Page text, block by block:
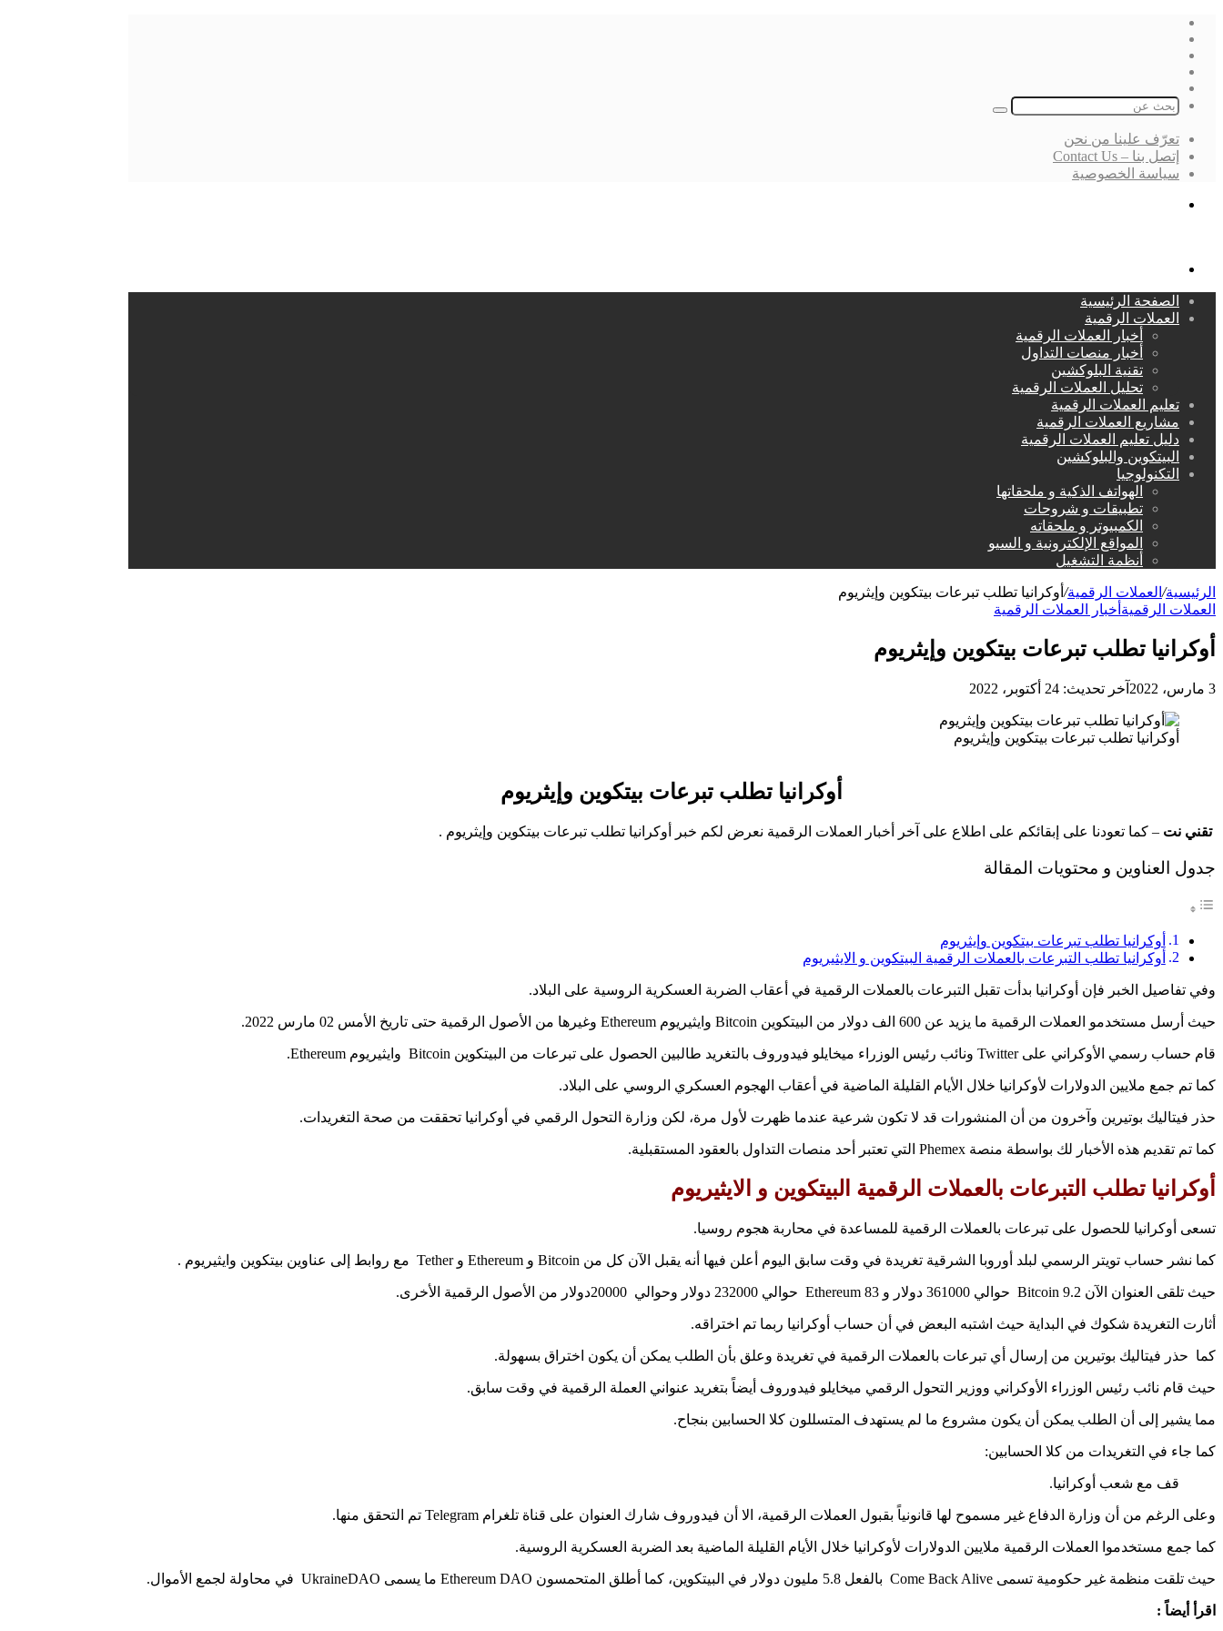
بحث
تعرّف علينا من نحن
إتصل بنا – Contact Us
سياسة الخصوصية
الصفحة الرئيسية
العملات الرقمية
أخبار العملات الرقمية
أخبار منصات التداول
تقنية البلوكشين
تحليل العملات الرقمية
تعليم العملات الرقمية
مشاريع العملات الرقمية
دليل تعليم العملات الرقمية
البيتكوين والبلوكشين
التكنولوجيا
الهواتف الذكية و ملحقاتها
تطبيقات و شروحات
الكمبيوتر و ملحقاته
المواقع الإلكترونية و السيو
أنظمة التشغيل
الرئيسية/ العملات الرقمية/ أوكرانيا تطلب تبرعات بيتكوين وإيثريوم
العملات الرقمية أخبار العملات الرقمية
أوكرانيا تطلب تبرعات بيتكوين وإيثريوم
3 مارس، 2022 آخر تحديث: 24 أكتوبر، 2022
أوكرانيا تطلب تبرعات بيتكوين وإيثريوم
أوكرانيا تطلب تبرعات بيتكوين وإيثريوم
تقني نت – كما تعودنا على إبقائكم على اطلاع على آخر أخبار العملات الرقمية نعرض لكم خبر أوكرانيا تطلب تبرعات بيتكوين وإيثريوم .
جدول العناوين و محتويات المقالة
أوكرانيا تطلب تبرعات بيتكوين وإيثريوم
أوكرانيا تطلب التبرعات بالعملات الرقمية البيتكوين و الايثيريوم
وفي تفاصيل الخبر فإن أوكرانيا بدأت تقبل التبرعات بالعملات الرقمية في أعقاب الضربة العسكرية الروسية على البلاد.
حيث أرسل مستخدمو العملات الرقمية ما يزيد عن 600 الف دولار من البيتكوين Bitcoin وايثيريوم Ethereum وغيرها من الأصول الرقمية حتى تاريخ الأمس 02 مارس 2022.
قام حساب رسمي الأوكراني على Twitter ونائب رئيس الوزراء ميخايلو فيدوروف بالتغريد طالبين الحصول على تبرعات من البيتكوين Bitcoin وايثيريوم Ethereum.
كما تم جمع ملايين الدولارات لأوكرانيا خلال الأيام القليلة الماضية في أعقاب الهجوم العسكري الروسي على البلاد.
حذر فيتاليك بوتيرين وآخرون من أن المنشورات قد لا تكون شرعية عندما ظهرت لأول مرة، لكن وزارة التحول الرقمي في أوكرانيا تحققت من صحة التغريدات.
كما تم تقديم هذه الأخبار لك بواسطة منصة Phemex التي تعتبر أحد منصات التداول بالعقود المستقبلية.
أوكرانيا تطلب التبرعات بالعملات الرقمية البيتكوين و الايثيريوم
تسعى أوكرانيا للحصول على تبرعات بالعملات الرقمية للمساعدة في محاربة هجوم روسيا.
كما نشر حساب تويتر الرسمي لبلد أوروبا الشرقية تغريدة في وقت سابق اليوم أعلن فيها أنه يقبل الآن كل من Bitcoin و Ethereum و Tether مع روابط إلى عناوين بيتكوين وايثيريوم .
حيث تلقى العنوان الآن 9.2 Bitcoin حوالي 361000 دولار و 83 Ethereum حوالي 232000 دولار وحوالي 20000دولار من الأصول الرقمية الأخرى.
أثارت التغريدة شكوك في البداية حيث اشتبه البعض في أن حساب أوكرانيا ربما تم اختراقه.
كما حذر فيتاليك بوتيرين من إرسال أي تبرعات بالعملات الرقمية في تغريدة وعلق بأن الطلب يمكن أن يكون اختراق بسهولة.
حيث قام نائب رئيس الوزراء الأوكراني ووزير التحول الرقمي ميخايلو فيدوروف أيضاً بتغريد عنواني العملة الرقمية في وقت سابق.
مما يشير إلى أن الطلب يمكن أن يكون مشروع ما لم يستهدف المتسللون كلا الحسابين بنجاح.
كما جاء في التغريدات من كلا الحسابين:
قف مع شعب أوكرانيا.
وعلى الرغم من أن وزارة الدفاع غير مسموح لها قانونياً بقبول العملات الرقمية، الا أن فيدوروف شارك العنوان على قناة تلغرام Telegram تم التحقق منها.
كما جمع مستخدموا العملات الرقمية ملايين الدولارات لأوكرانيا خلال الأيام القليلة الماضية بعد الضربة العسكرية الروسية.
حيث تلقت منظمة غير حكومية تسمى Come Back Alive بالفعل 5.8 مليون دولار في البيتكوين، كما أطلق المتحمسون Ethereum DAO ما يسمى UkraineDAO في محاولة لجمع الأموال.
اقرأ أيضاً :